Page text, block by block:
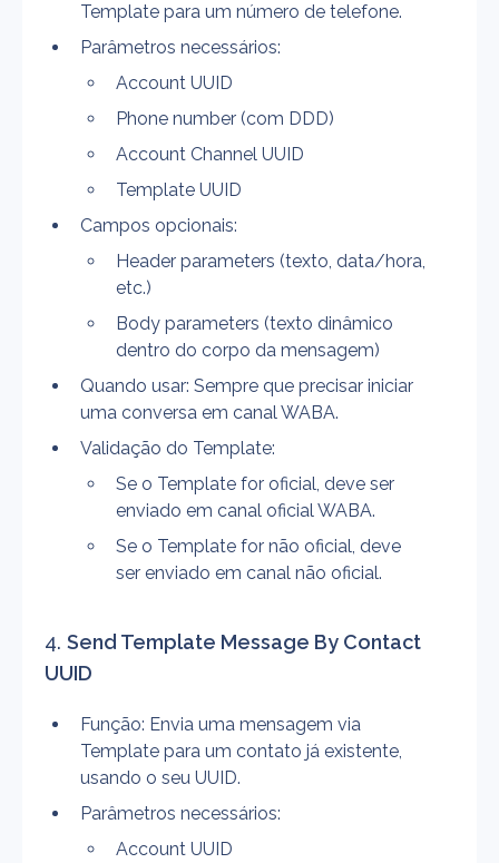
Template para um número de telefone.
Parâmetros necessários:
Account UUID
Phone number (com DDD)
Account Channel UUID
Template UUID
Campos opcionais:
Header parameters (texto, data/hora,
etc.)
Body parameters (texto dinâmico
dentro do corpo da mensagem)
Quando usar: Sempre que precisar iniciar
uma conversa em canal WABA.
Validação do Template:
Se o Template for oficial, deve ser
enviado em canal oficial WABA.
Se o Template for não oficial, deve
ser enviado em canal não oficial.
4. Send Template Message By Contact
UUID
Função: Envia uma mensagem via
Template para um contato já existente,
usando o seu UUID.
Parâmetros necessários:
Account UUID